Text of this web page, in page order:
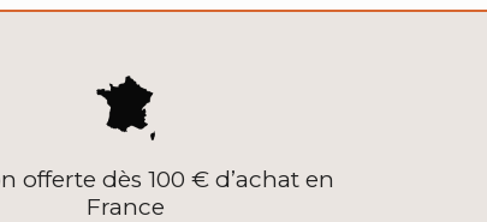
offerte dès 100 € d’achat en
France